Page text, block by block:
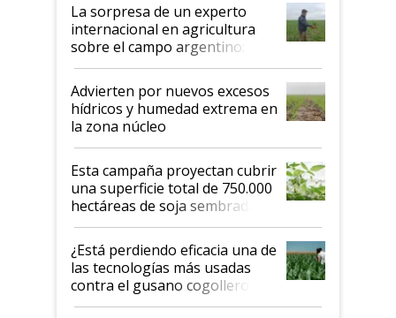
La sorpresa de un experto
internacional en agricultura
sobre el campo argentino:
"Estoy muy impresionado"
Advierten por nuevos excesos
hídricos y humedad extrema en
la zona núcleo
Esta campaña proyectan cubrir
una superficie total de 750.000
hectáreas de soja sembradas
con una nueva generación de
variedades que marcan un
salto tecnológico en genética y
rendimiento
¿Está perdiendo eficacia una de
las tecnologías más usadas
contra el gusano cogollero? El
desafío de una tecnología clave